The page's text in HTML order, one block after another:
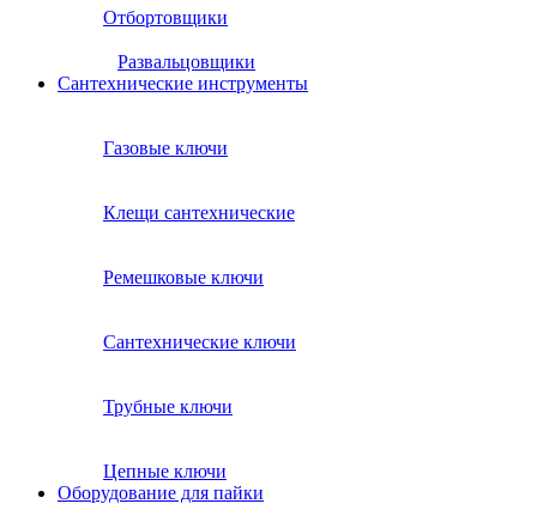
Отбортовщики
Развальцовщики
Сантехнические инcтрументы
Газовые ключи
Клещи сантехнические
Ремешковые ключи
Сантехнические ключи
Трубные ключи
Цепные ключи
Оборудование для пайки